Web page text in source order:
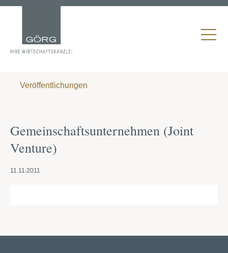
Veröffentlichungen
Gemeinschaftsunternehmen (Joint
Venture)
11.11.2011